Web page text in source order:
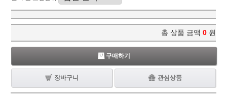
총 상품 금액 0 원
구매하기
장바구니 관심상품